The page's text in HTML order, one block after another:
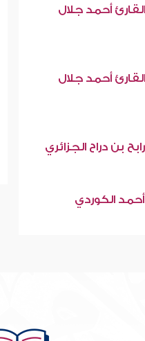
أحمد جلال
أحمد جلال
بن دراح الجزائري
الكوردي